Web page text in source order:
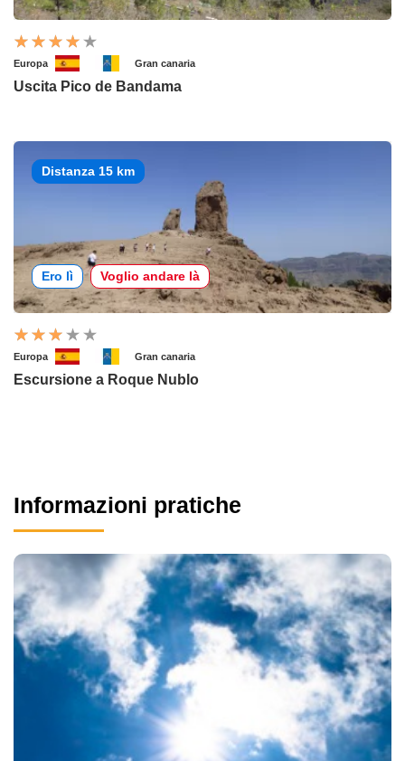
Europa Gran canaria
Uscita Pico de Bandama
Distanza 15 km
Ero lì Voglio andare là
Europa Gran canaria
Escursione a Roque Nublo
Informazioni pratiche